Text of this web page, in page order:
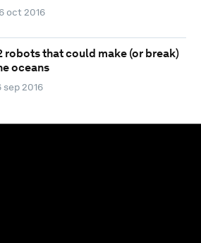
oct 2016
robots that could make (or break)
oceans
sep 2016